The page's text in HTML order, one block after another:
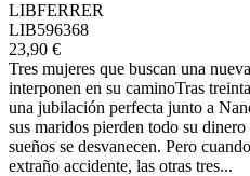
LIBFERRER
LIB596368
23,90 €
Tres mujeres que buscan una
interponen en su caminoTras
una jubilación perfecta junto a
sus maridos pierden todo su
sueños se desvanecen. Pero
extraño accidente, las otras tres...